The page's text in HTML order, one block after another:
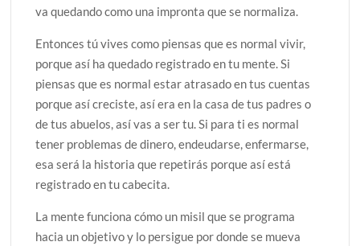
va quedando como una impronta que se normaliza.
Entonces tú vives como piensas que es normal vivir,
porque así ha quedado registrado en tu mente. Si
piensas que es normal estar atrasado en tus cuentas
porque así creciste, así era en la casa de tus padres o
de tus abuelos, así vas a ser tu. Si para ti es normal
tener problemas de dinero, endeudarse, enfermarse,
esa será la historia que repetirás porque así está
registrado en tu cabecita.
La mente funciona cómo un misil que se programa
hacia un objetivo y lo persigue por donde se mueva